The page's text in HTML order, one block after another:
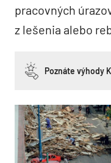
pracovných
z lešenia alebo
Poznáte výhody